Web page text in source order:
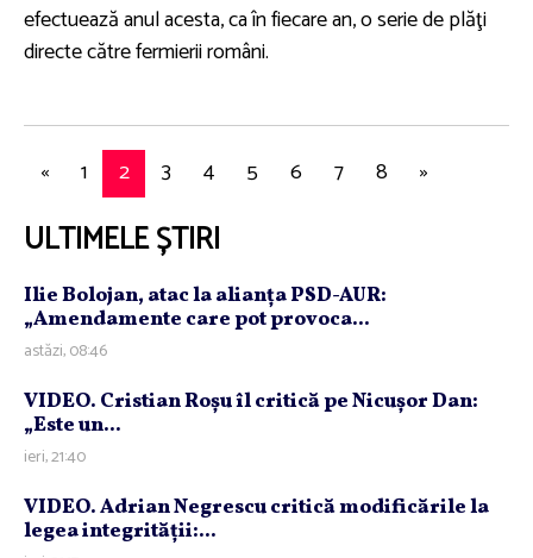
efectuează anul acesta, ca în fiecare an, o serie de plăţi
directe către fermierii români.
« 1 2 3 4 5 6 7 8 »
ULTIMELE ȘTIRI
Ilie Bolojan, atac la alianţa PSD-AUR:
„Amendamente care pot provoca...
astăzi, 08:46
VIDEO. Cristian Roşu îl critică pe Nicuşor Dan:
„Este un...
ieri, 21:40
VIDEO. Adrian Negrescu critică modificările la
legea integrităţii:...